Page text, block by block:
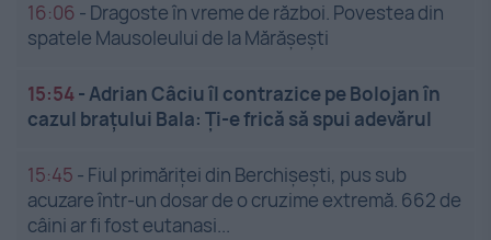
16:06 - Dragoste în vreme de război. Povestea din
spatele Mausoleului de la Mărășești
15:54-Adrian Câciu îl contrazice pe Bolojan în
cazul brațului Bala: Ți-e frică să spui adevărul
15:45 - Fiul primăriței din Berchișești, pus sub
acuzare într-un dosar de o cruzime extremă. 662 de
câini ar fi fost eutanasi...